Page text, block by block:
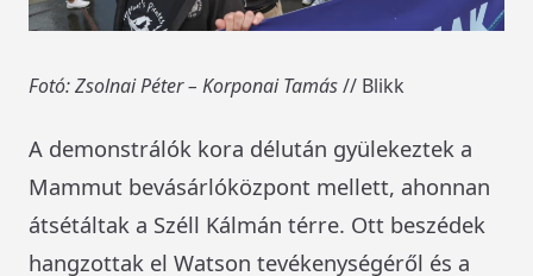
Fotó: Zsolnai Péter – Korponai Tamás// Blikk
A demonstrálók kora délután gyülekeztek a
Mammut bevásárlóközpont mellett, ahonnan
átsétáltak a Széll Kálmán térre. Ott beszédek
hangzottak el Watson tevékenységéről és a